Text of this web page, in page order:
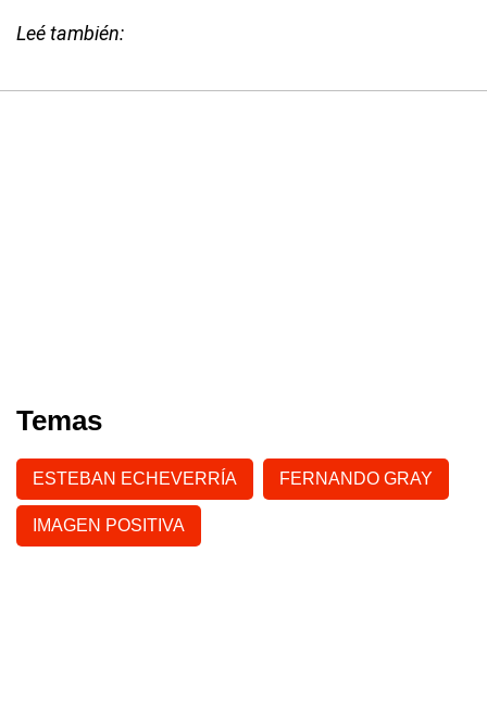
Leé también:
Temas
ESTEBAN ECHEVERRÍA FERNANDO GRAY
IMAGEN POSITIVA